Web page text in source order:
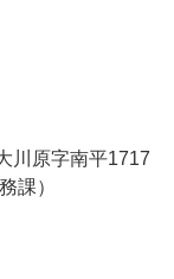
川原字南平1717
課）